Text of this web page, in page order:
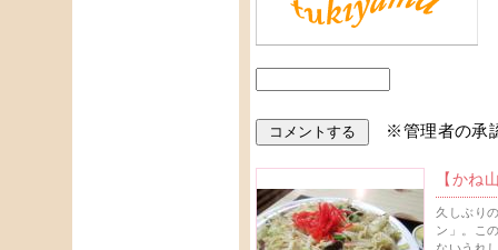
※管理者の承
【かね
久しぶり
ン」。こ